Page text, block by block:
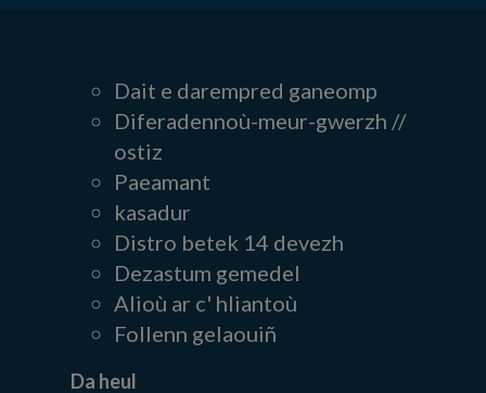
Dait e darempred ganeomp
Diferadennoù-meur-gwerzh //
ostiz
Paeamant
kasadur
Distro betek 14 devezh
Dezastum gemedel
Alioù ar c' hliantoù
Follenn gelaouiñ
Da heul